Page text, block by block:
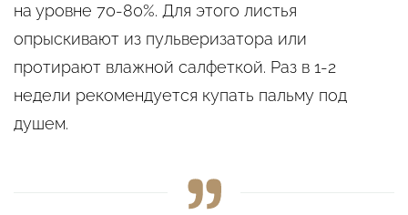
на уровне 70-80%. Для этого листья
опрыскивают из пульверизатора или
протирают влажной салфеткой. Раз в 1-2
недели рекомендуется купать пальму под
душем.